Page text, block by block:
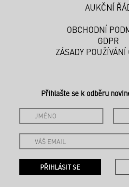
AUKČNÍ
OBCHODNÍ
GDPR
ZÁSADY POUŽÍVÁNÍ
Přihlašte se k odběru